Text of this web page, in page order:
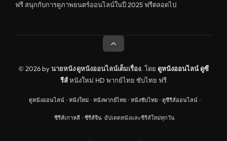
ดูหนังอินเดีย India
ดูหนังจีนฮ่องกง Hong Kong
ดูหนังฝรั่งเศส France
ดูหนังฝรั่งแคนนาดา Canada
หนังรักโรแมนติก
อาชญากรรม
ฟรี สนุกกับการดูภาพยนตร์ออนไลน์ในปี 2025 ฟรีตลอดไป
© 2026 byนายหนัง ดูหนังออนไลน์เต็มเรื่อง. โดย ดูหนังออนไลน์ ดูซี
รีส์หนังใหม่ HD พากย์ไทย ซับไทย ฟรี
ดูหนังออนไลน์ · หนังใหม่ · หนังพากย์ไทย · หนังซับไทย · ดูซีรีส์ออนไลน์ ·
ซีรีส์เกาหลี · ซีรีส์จีน ·อัปเดตหนังและซีรีส์ใหม่ทุกวัน